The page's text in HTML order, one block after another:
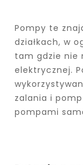
Pompy te
działkach, w
tam gdzie nie
elektrycznej.
zalania i
pompami